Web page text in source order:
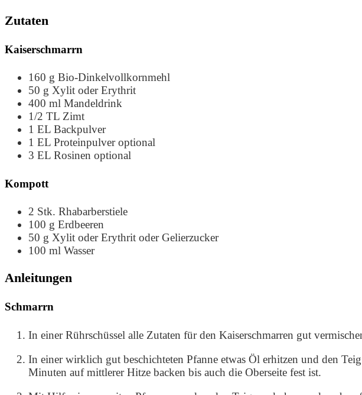
Zutaten
Kaiserschmarrn
160 g Bio-Dinkelvollkornmehl
50 g Xylit oder Erythrit
400 ml Mandeldrink
1/2 TL Zimt
1 EL Backpulver
1 EL Proteinpulver optional
3 EL Rosinen optional
Kompott
2 Stk. Rhabarberstiele
100 g Erdbeeren
50 g Xylit oder Erythrit oder Gelierzucker
100 ml Wasser
Anleitungen
Schmarrn
In einer Rührschüssel alle Zutaten für den Kaiserschmarren gut
In einer wirklich gut beschichteten Pfanne etwas Öl erhitzen und den
Minuten auf mittlerer Hitze backen bis auch die Oberseite fest ist.